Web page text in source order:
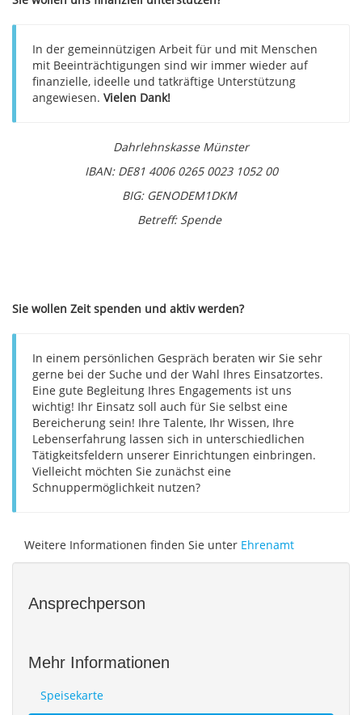
In der gemeinnützigen Arbeit für und mit Menschen
mit Beeinträchtigungen sind wir immer wieder auf
finanzielle, ideelle und tatkräftige Unterstützung
angewiesen. Vielen Dank!
Dahrlehnskasse Münster
IBAN: DE81 4006 0265 0023 1052 00
BIG: GENODEM1DKM
Betreff: Spende
Sie wollen Zeit spenden und aktiv werden?
In einem persönlichen Gespräch beraten wir Sie sehr
gerne bei der Suche und der Wahl Ihres Einsatzortes.
Eine gute Begleitung Ihres Engagements ist uns
wichtig! Ihr Einsatz soll auch für Sie selbst eine
Bereicherung sein! Ihre Talente, Ihr Wissen, Ihre
Lebenserfahrung lassen sich in unterschiedlichen
Tätigkeitsfeldern unserer Einrichtungen einbringen.
Vielleicht möchten Sie zunächst eine
Schnuppermöglichkeit nutzen?
Weitere Informationen finden Sie unter Ehrenamt
Ansprechperson
Mehr Informationen
Speisekarte